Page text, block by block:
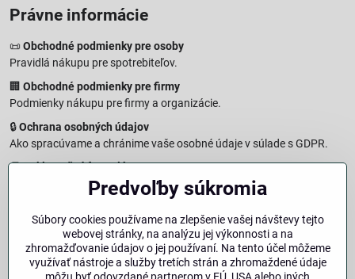
Právne informácie
📜 Obchodné podmienky pre osoby
Pravidlá nákupu pre spotrebiteľov.
🏢 Obchodné podmienky pre firmy
Podmienky nákupu pre firmy a organizácie.
🔒Ochrana osobných údajov
Ako spracúvame a chránime vaše osobné údaje v súlade s GDPR.
🧾Reklamačný formulár
Jednoduché podanie reklamácie
Vzorový formulár pre odstúpenie od zmluvy a vrátenie tovaru.
Právna doložka – Autorské práva
Informácie o ochrane obsahu, značiek a fotografií vrátane
Predvoľby súkromia
Súbory cookies používame na zlepšenie vašej návštevy tejto
webovej stránky, na analýzu jej výkonnosti a na
zhromažďovanie údajov o jej používaní. Na tento účel môžeme
využívať nástroje a služby tretích strán a zhromaždené údaje